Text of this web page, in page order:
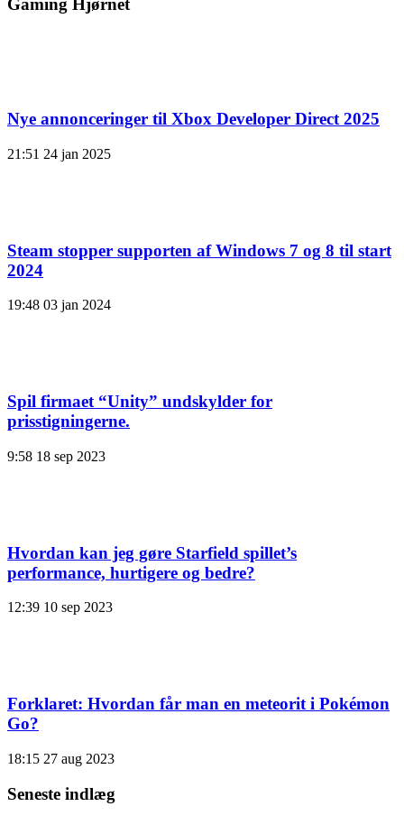
Gaming Hjørnet
Nye annonceringer til Xbox Developer Direct 2025
21:51 24 jan 2025
Steam stopper supporten af ​​Windows 7 og 8 til start
2024
19:48 03 jan 2024
Spil firmaet “Unity” undskylder for
prisstigningerne.
9:58 18 sep 2023
Hvordan kan jeg gøre Starfield spillet’s
performance, hurtigere og bedre?
12:39 10 sep 2023
Forklaret: Hvordan får man en meteorit i Pokémon
Go?
18:15 27 aug 2023
Seneste indlæg